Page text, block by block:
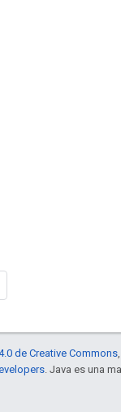
de Creative Commons
. Java es una